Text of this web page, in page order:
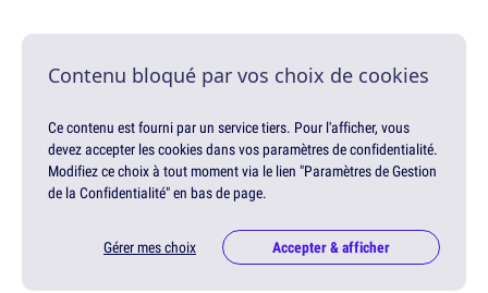
Contenu bloqué par vos choix de cookies
Ce contenu est fourni par un service tiers. Pour l'afficher, vous
devez accepter les cookies dans vos paramètres de confidentialité.
Modifiez ce choix à tout moment via le lien "Paramètres de Gestion
de la Confidentialité" en bas de page.
Gérer mes choix Accepter & afficher